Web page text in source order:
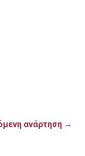
ανάρτηση →